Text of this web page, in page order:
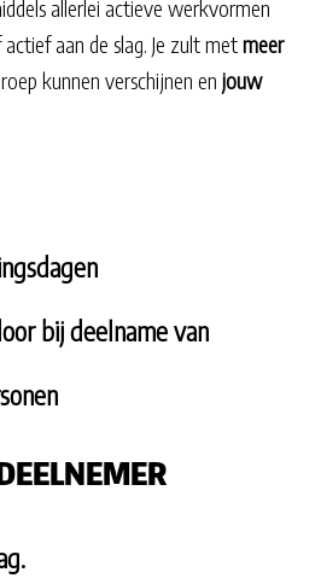
allerlei actieve werkvormen
aan de slag. Je zult metmeer
kunnen verschijnen en jouw
bij deelname van